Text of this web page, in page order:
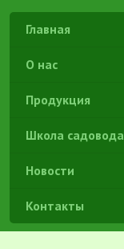
Главная
О нас
Продукция
Школа садовода
Новости
Контакты